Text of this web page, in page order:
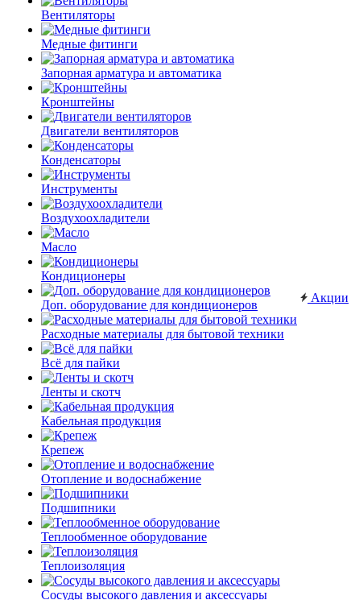
Вентиляторы
Медные фитинги
Запорная арматура и автоматика
Кронштейны
Двигатели вентиляторов
Конденсаторы
Инструменты
Воздухоохладители
Масло
Кондиционеры
Доп. оборудование для кондиционеров
Расходные материалы для бытовой техники
Всё для пайки
Ленты и скотч
Кабельная продукция
Крепеж
Отопление и водоснабжение
Подшипники
Теплообменное оборудование
Теплоизоляция
Сосуды высокого давления и аксессуары
Акции